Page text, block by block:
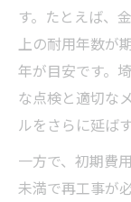
す。たとえば、
上の耐用年数が
年が目安です。
な点検と適切な
ルをさらに延ば
一方で、初期費
未満で再工事が